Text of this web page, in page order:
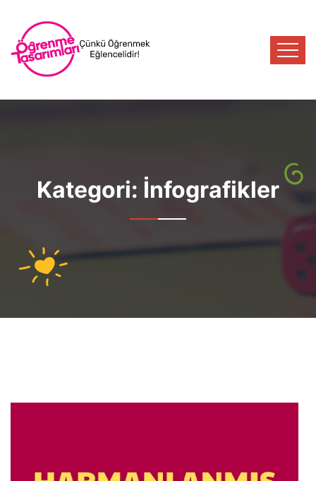
Kategori: İnfografikler